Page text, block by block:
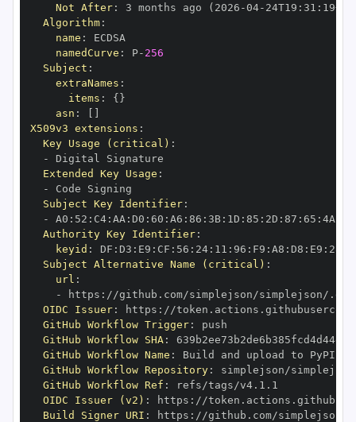
Not After: 3 months ago (2026 -04- 24T19 : 31 : 19+00
Algorithm:
name :
namedCurve : P- 256
Subject :
extraNames :
items : { }
asn :
X509v3 extensions :
Key Usage (critical) :
-
Extended Key Usage :
-
Subject Key Identifier:
-
A0 : 52 : C4: AA : D0 : 60 : A6 : 86 : 3B: 1D : 85 : 2D : 87 : 65 : 4A
Authority Key Identifier:
keyid : DF : D3 : E9 : CF : 56 : 24: 11 : 96 : F9 : A8 : D8 : E9 : 28
Subject Alternative Name (critical) :
url :
-
https : //github.com/simplejson/simplejson/
OIDC Issuer: https :
GitHub Workflow Trigger:
GitHub Workflow SHA:
GitHub Workflow Name :
GitHub Workflow Repository:
GitHub Workflow Ref :
OIDC Issuer (v2) : https :
Build Signer URI : https : //github.com/simplejson/